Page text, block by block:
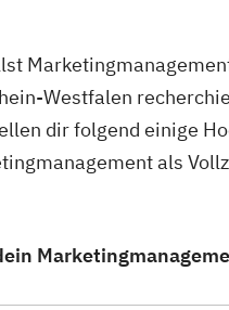
Westfalen
dir folgend einige
als